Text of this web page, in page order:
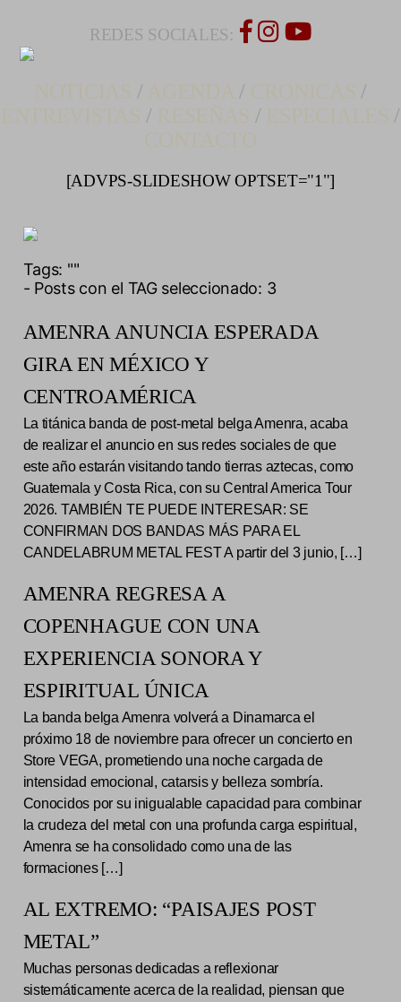
REDES SOCIALES:
/ /
/
/ /
/
[ADVPS-SLIDESHOW OPTSET="1"]
Tags: ""
- Posts con el TAG seleccionado: 3
AMENRA ANUNCIA ESPERADA
GIRA EN MÉXICO Y
CENTROAMÉRICA
La titánica banda de post-metal belga Amenra, acaba
de realizar el anuncio en sus redes sociales de que
este año estarán visitando tando tierras aztecas, como
Guatemala y Costa Rica, con su Central America Tour
2026. TAMBIÉN TE PUEDE INTERESAR: SE
CONFIRMAN DOS BANDAS MÁS PARA EL
CANDELABRUM METAL FEST A partir del 3 junio, […]
AMENRA REGRESA A
COPENHAGUE CON UNA
EXPERIENCIA SONORA Y
ESPIRITUAL ÚNICA
La banda belga Amenra volverá a Dinamarca el
próximo 18 de noviembre para ofrecer un concierto en
Store VEGA, prometiendo una noche cargada de
intensidad emocional, catarsis y belleza sombría.
Conocidos por su inigualable capacidad para combinar
la crudeza del metal con una profunda carga espiritual,
Amenra se ha consolidado como una de las
formaciones […]
AL EXTREMO: “PAISAJES POST
METAL”
Muchas personas dedicadas a reflexionar
sistemáticamente acerca de la realidad, piensan que